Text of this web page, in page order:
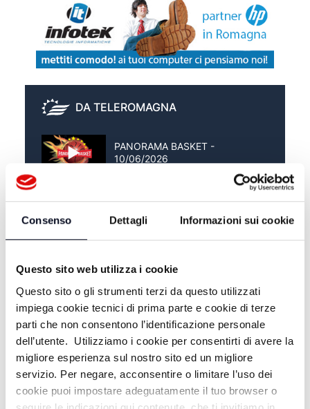
Consenso Dettagli Informazioni sui cookie
Questo sito web utilizza i cookie
Questo sito o gli strumenti terzi da questo utilizzati
impiega cookie tecnici di prima parte e cookie di terze
parti che non consentono l’identificazione personale
dell’utente. Utilizziamo i cookie per consentirti di avere la
migliore esperienza sul nostro sito ed un migliore
servizio. Per negare, acconsentire o limitare l’uso dei
cookie puoi impostare adeguatamente il tuo browser o
DA TELEROMAGNA
PANORAMA BASKET -
10/06/2026
PANORAMA BASKET -